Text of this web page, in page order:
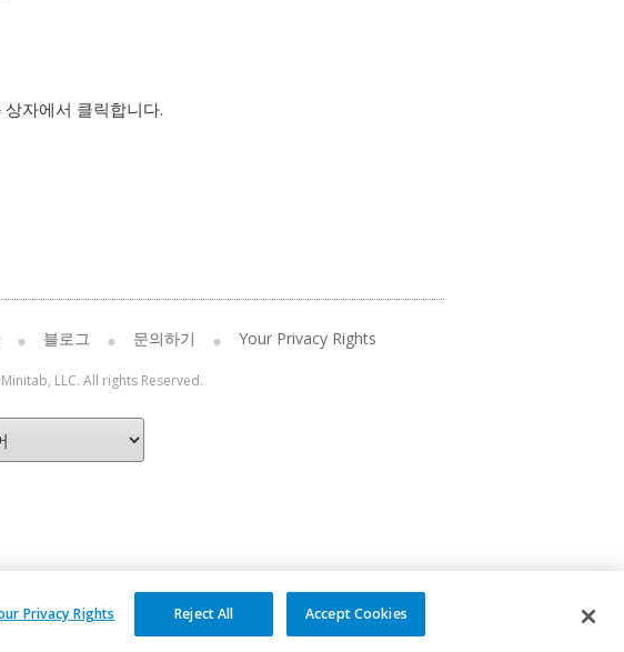
자에서 클릭합니다.
블로그 문의하기 Your Privacy Rights
LLC. All rights Reserved.
Privacy Rights Reject All Accept Cookies